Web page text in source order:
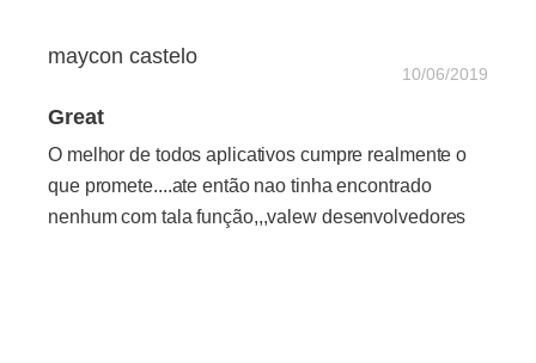
maycon castelo
10/06/2019
Great
O melhor de todos aplicativos cumpre realmente o
que promete....ate então nao tinha encontrado
nenhum com tala função,,,valew desenvolvedores